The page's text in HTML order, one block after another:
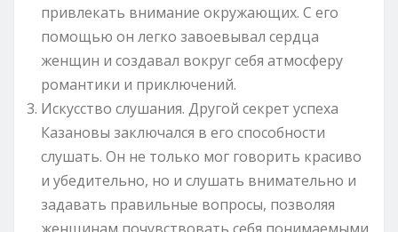
привлекать внимание окружающих. С его
помощью он легко завоевывал сердца
женщин и создавал вокруг себя атмосферу
романтики и приключений.
Искусство слушания. Другой секрет успеха
Казановы заключался в его способности
слушать. Он не только мог говорить красиво
и убедительно, но и слушать внимательно и
задавать правильные вопросы, позволяя